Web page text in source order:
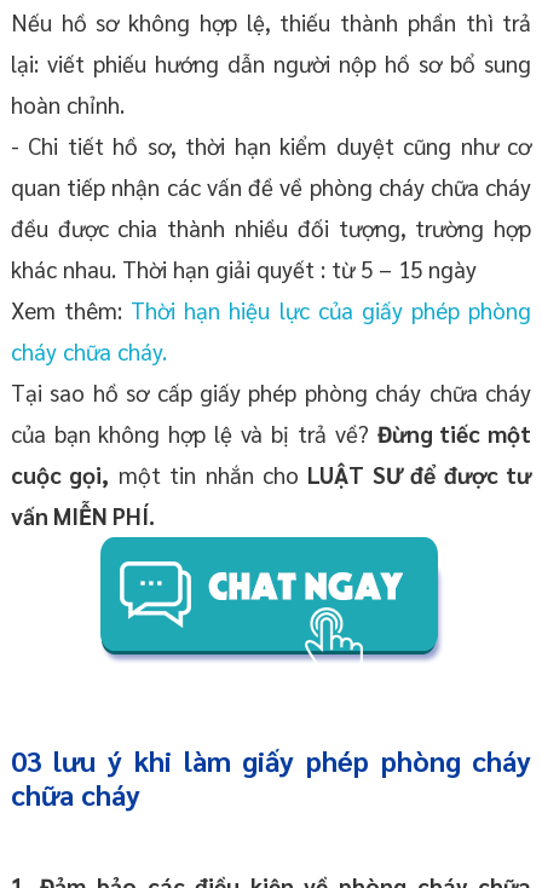
Nếu hồ sơ không hợp lệ, thiếu thành phần thì trả
lại: viết phiếu hướng dẫn người nộp hồ sơ bổ sung
hoàn chỉnh.
- Chi tiết hồ sơ, thời hạn kiểm duyệt cũng như cơ
quan tiếp nhận các vấn đề về phòng cháy chữa cháy
đều được chia thành nhiều đối tượng, trường hợp
khác nhau. Thời hạn giải quyết : từ 5 – 15 ngày
Xem thêm: Thời hạn hiệu lực của giấy phép phòng
cháy chữa cháy.
Tại sao hồ sơ cấp giấy phép phòng cháy chữa cháy
của bạn không hợp lệ và bị trả về? Đừng tiếc một
cuộc gọi, một tin nhắn cho LUẬT SƯ để được tư
vấn MIỄN PHÍ.
03 lưu ý khi làm giấy phép phòng cháy
chữa cháy